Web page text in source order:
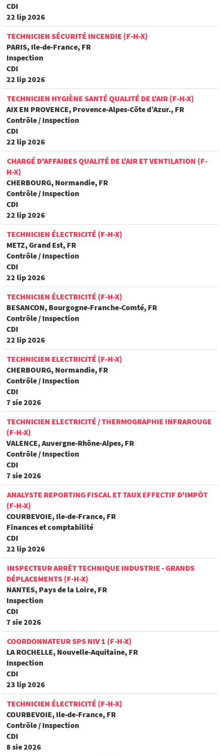
CDI
22 lip 2026
TECHNICIEN SÉCURITÉ INCENDIE (F-H-X)
PARIS, Ile-de-France, FR
Inspection
CDI
22 lip 2026
TECHNICIEN HYGIÈNE SANTÉ QUALITÉ DE L'AIR (F-H-X)
AIX EN PROVENCE, Provence-Alpes-Côte d’Azur., FR
Contrôle / Inspection
CDI
22 lip 2026
CHARGÉ D'AFFAIRES QUALITÉ DE L'AIR ET VENTILATION (F-
H-X)
CHERBOURG, Normandie, FR
Contrôle / Inspection
CDI
22 lip 2026
TECHNICIEN ÉLECTRICITÉ (F-H-X)
METZ, Grand Est, FR
Contrôle / Inspection
CDI
22 lip 2026
TECHNICIEN ÉLECTRICITÉ (F-H-X)
BESANCON, Bourgogne-Franche-Comté, FR
Contrôle / Inspection
CDI
22 lip 2026
TECHNICIEN ELECTRICITÉ (F-H-X)
CHERBOURG, Normandie, FR
Contrôle / Inspection
CDI
7 sie 2026
TECHNICIEN ELECTRICITÉ / THERMOGRAPHIE INFRAROUGE
(F-H-X)
VALENCE, Auvergne-Rhône-Alpes, FR
Contrôle / Inspection
CDI
7 sie 2026
ANALYSTE REPORTING FISCAL ET TAUX EFFECTIF D'IMPÔT
(F-H-X)
COURBEVOIE, Ile-de-France, FR
Finances et comptabilité
CDI
22 lip 2026
INSPECTEUR ARRÊT TECHNIQUE INDUSTRIE - GRANDS
DÉPLACEMENTS (F-H-X)
NANTES, Pays de la Loire, FR
Inspection
CDI
7 sie 2026
COORDONNATEUR SPS NIV 1 (F-H-X)
LA ROCHELLE, Nouvelle-Aquitaine, FR
Inspection
CDI
23 lip 2026
TECHNICIEN ÉLECTRICITÉ (F-H-X)
COURBEVOIE, Ile-de-France, FR
Contrôle / Inspection
CDI
8 sie 2026